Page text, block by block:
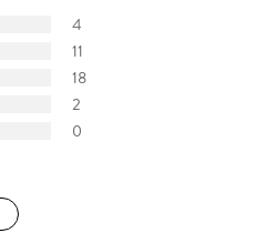
4
11
18
2
0